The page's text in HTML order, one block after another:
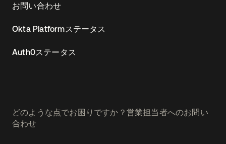
どのような点でお困りですか？営業担当者へのお問い
合わせ
お問い合わせ
Okta Platformステータス
Auth0ステータス